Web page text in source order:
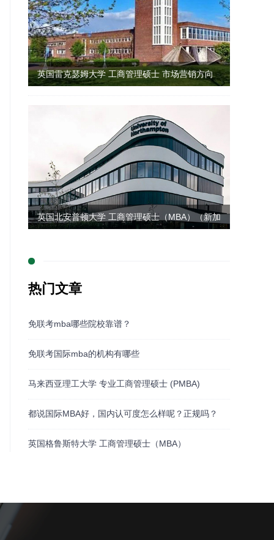
英国雷克瑟姆大学 工商管理硕士 市场营销方向
英国北安普顿大学 工商管理硕士（MBA）（新加
热门文章
免联考mba哪些院校靠谱？
免联考国际mba的机构有哪些
马来西亚理工大学 专业工商管理硕士 (PMBA)
都说国际MBA好，国内认可度怎么样呢？正规吗？
英国格鲁斯特大学 工商管理硕士（MBA）